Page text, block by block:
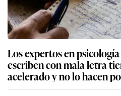
Los expertos en
escriben con mala letra
acelerado y no lo hacen